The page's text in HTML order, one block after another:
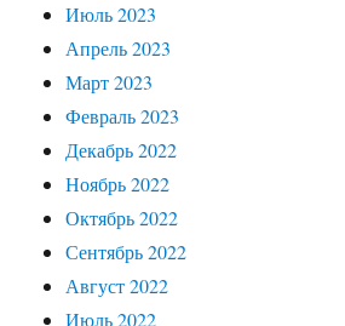
Июль 2023
Апрель 2023
Март 2023
Февраль 2023
Декабрь 2022
Ноябрь 2022
Октябрь 2022
Сентябрь 2022
Август 2022
Июль 2022